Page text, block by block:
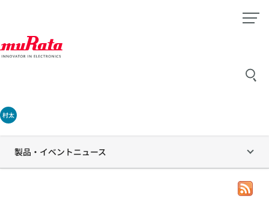
村太
製品・イベントニュース